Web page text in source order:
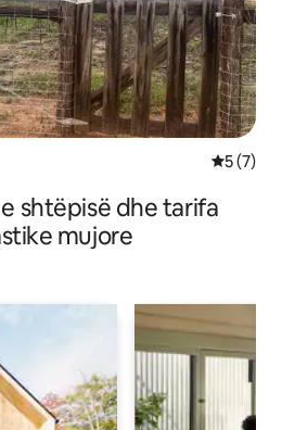
5 (7)
shtëpisë dhe tarifa
mujore